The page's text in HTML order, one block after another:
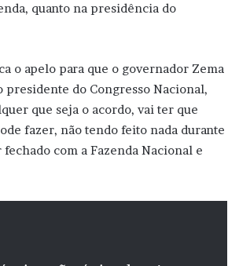
quanto na presidência do
o apelo para que o governador Zema
do Congresso Nacional,
que seja o acordo, vai ter que
fazer, não tendo feito nada durante
com a Fazenda Nacional e